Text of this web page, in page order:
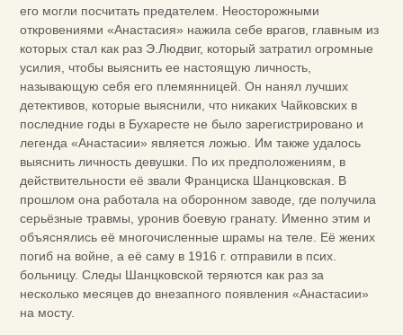
его могли посчитать предателем. Неосторожными
откровениями «Анастасия» нажила себе врагов, главным из
которых стал как раз Э.Людвиг, который затратил огромные
усилия, чтобы выяснить ее настоящую личность,
называющую себя его племянницей. Он нанял лучших
детективов, которые выяснили, что никаких Чайковских в
последние годы в Бухаресте не было зарегистрировано и
легенда «Анастасии» является ложью. Им также удалось
выяснить личность девушки. По их предположениям, в
действительности её звали Франциска Шанцковская. В
прошлом она работала на оборонном заводе, где получила
серьёзные травмы, уронив боевую гранату. Именно этим и
объяснялись её многочисленные шрамы на теле. Её жених
погиб на войне, а её саму в 1916 г. отправили в псих.
больницу. Следы Шанцковской теряются как раз за
несколько месяцев до внезапного появления «Анастасии»
на мосту.